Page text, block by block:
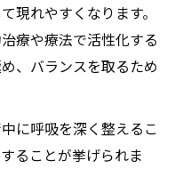
現れやすくなります。
療や療法で活性化する
、バランスを取るため
に呼吸を深く整えるこ
ることが挙げられま